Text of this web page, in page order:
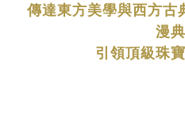
傳達東方美學與西方古
漫
引領頂級珠